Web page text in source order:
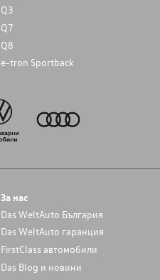
Q3
Q7
Q8
e-tron Sportback
За нас
Das WeltAuto България
Das WeltAuto гаранция
FirstClass автомобили
Das Blog и новини